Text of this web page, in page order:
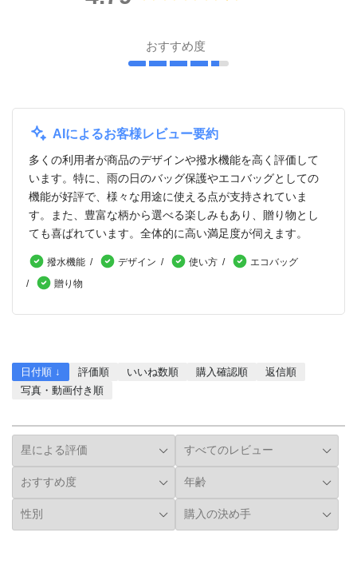
おすすめ度
AIによるお客様レビュー要約
多くの利用者が商品のデザインや撥水機能を高く評価して
います。特に、雨の日のバッグ保護やエコバッグとしての
機能が好評で、様々な用途に使える点が支持されていま
す。また、豊富な柄から選べる楽しみもあり、贈り物とし
ても喜ばれています。全体的に高い満足度が伺えます。
撥水機能 デザイン 使い方
エコバッグ
贈り物
日付順 ↓ 評価順 いいね数順 購入確認順
返信順
写真・動画付き順